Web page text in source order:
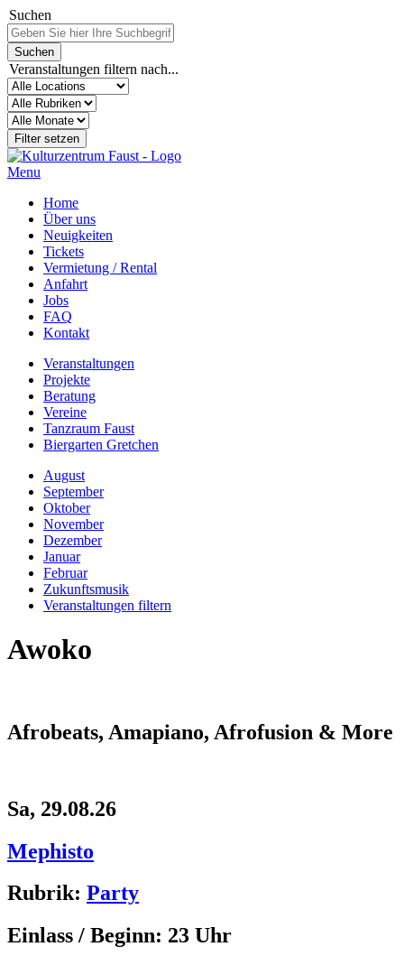
Suchen
Veranstaltungen filtern nach...
Menu
Home
Über uns
Neuigkeiten
Tickets
Vermietung / Rental
Anfahrt
Jobs
FAQ
Kontakt
Veranstaltungen
Projekte
Beratung
Vereine
Tanzraum Faust
Biergarten Gretchen
August
September
Oktober
November
Dezember
Januar
Februar
Zukunftsmusik
Veranstaltungen filtern
Awoko
Afrobeats, Amapiano, Afrofusion & More
Sa, 29.08.26
Mephisto
Rubrik: Party
Einlass / Beginn: 23 Uhr